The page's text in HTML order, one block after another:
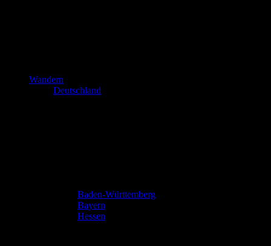
Wandern
Deutschland
Baden-Württemberg
Bayern
Hessen